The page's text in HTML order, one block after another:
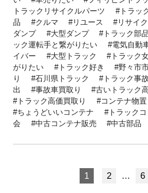
トラックリサイクルパーツ
トラッ
品
クルマ リユース リサイ
ダンプ
大型ダンプ トラック部品
ック運転手と繋がりたい
電気自動
イバー
大型トラック トラック
がりたい
トラック好き 野々市
り
石川県トラック トラック事
出
事故車買取り 古いトラック
トラック高価買取り
コンテナ物置
ちょうどいいコンテナ
トラック
会
中古コンテナ販売 中古部品
1 2 … 6